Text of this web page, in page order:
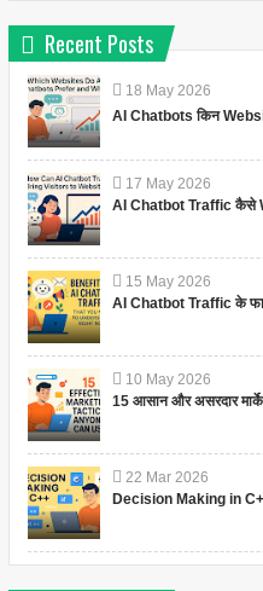
Recent Posts
18 May 2026
AI Chatbots किन
17 May 2026
AI Chatbot Traffic कैसे
15 May 2026
AI Chatbot Traffic के
10 May 2026
15 आसान और असरदार
22 Mar 2026
Decision Making in